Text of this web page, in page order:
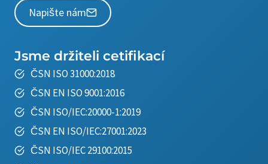
Napište nám
Jsme držiteli cetifikací
ČSN ISO 31000:2018
ČSN EN ISO 9001:2016
ČSN ISO/IEC:20000-1:2019
ČSN EN ISO/IEC:27001:2023
ČSN ISO/IEC 29100:2015